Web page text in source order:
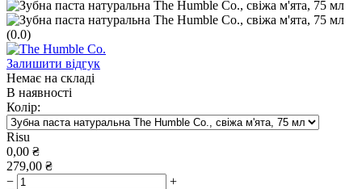
(0.0)
Залишити відгук
Немає на складі
В наявності
Колір:
Risu
0,00 ₴
279,00 ₴
−
+